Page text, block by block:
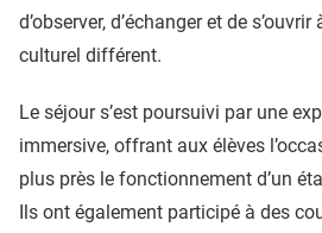
d’observer, d’échanger et de
culturel différent.
Le séjour s’est poursuivi par une
immersive, offrant aux élèves
plus près le fonctionnement d’un
Ils ont également participé à des